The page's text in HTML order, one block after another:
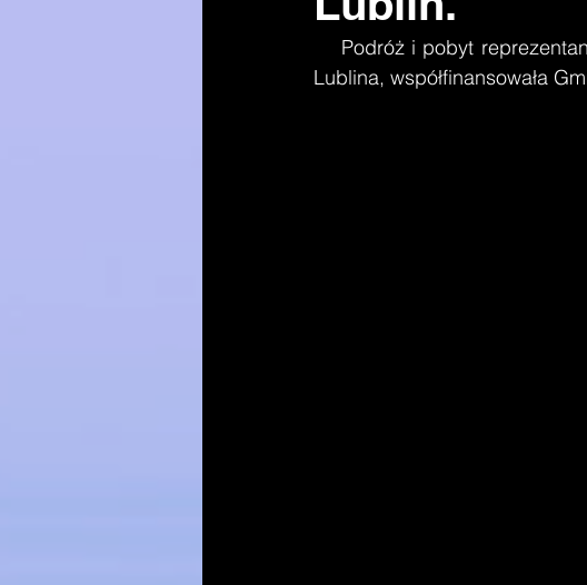
Lublina, współfinansowała